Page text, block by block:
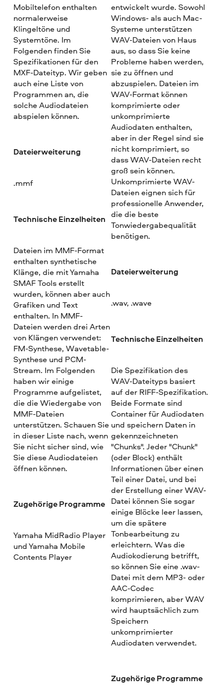
Mobiltelefon enthalten
normalerweise
Klingeltöne und
Systemtöne. Im
Folgenden finden Sie
Spezifikationen für den
MXF-Dateityp. Wir geben
auch eine Liste von
Programmen an, die
solche Audiodateien
abspielen können.
Dateierweiterung
.mmf
Technische Einzelheiten
Dateien im MMF-Format
enthalten synthetische
Klänge, die mit Yamaha
SMAF Tools erstellt
wurden, können aber auch
Grafiken und Text
enthalten. In MMF-
Dateien werden drei Arten
von Klängen verwendet:
FM-Synthese, Wavetable-
Synthese und PCM-
Stream. Im Folgenden
haben wir einige
Programme aufgelistet,
die die Wiedergabe von
MMF-Dateien
unterstützen. Schauen Sie
in dieser Liste nach, wenn
Sie nicht sicher sind, wie
Sie diese Audiodateien
öffnen können.
Zugehörige Programme
Yamaha MidRadio Player
und Yamaha Mobile
Contents Player
entwickelt wurde. Sowohl
Windows- als auch Mac-
Systeme unterstützen
WAV-Dateien von Haus
aus, so dass Sie keine
Probleme haben werden,
sie zu öffnen und
abzuspielen. Dateien im
WAV-Format können
komprimierte oder
unkomprimierte
Audiodaten enthalten,
aber in der Regel sind sie
nicht komprimiert, so
dass WAV-Dateien recht
groß sein können.
Unkomprimierte WAV-
Dateien eignen sich für
professionelle Anwender,
die die beste
Tonwiedergabequalität
benötigen.
Dateierweiterung
.wav, .wave
Technische Einzelheiten
Die Spezifikation des
WAV-Dateityps basiert
auf der RIFF-Spezifikation.
Beide Formate sind
Container für Audiodaten
und speichern Daten in
gekennzeichneten
"Chunks". Jeder "Chunk"
(oder Block) enthält
Informationen über einen
Teil einer Datei, und bei
der Erstellung einer WAV-
Datei können Sie sogar
einige Blöcke leer lassen,
um die spätere
Tonbearbeitung zu
erleichtern. Was die
Audiokodierung betrifft,
so können Sie eine .wav-
Datei mit dem MP3- oder
AAC-Codec
komprimieren, aber WAV
wird hauptsächlich zum
Speichern
unkomprimierter
Audiodaten verwendet.
Zugehörige Programme